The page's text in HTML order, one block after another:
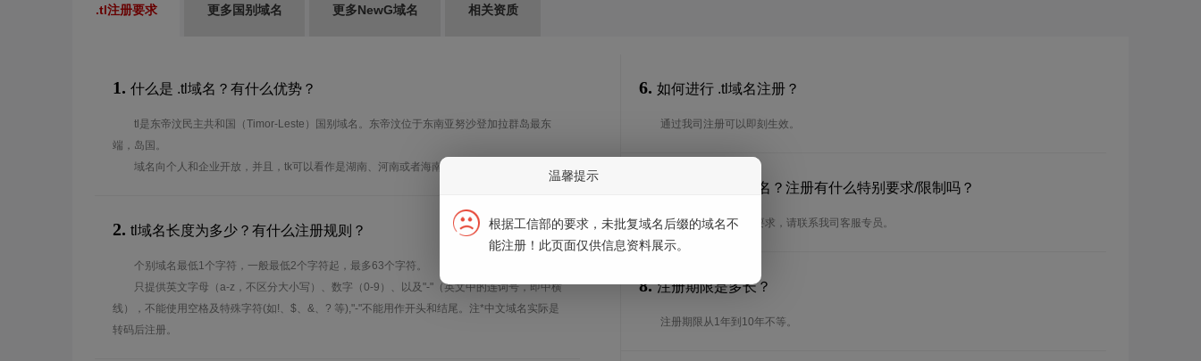
.tl注册要求 更多国别域名 更多NewG域名 相关资质
1. 什么是 .tl域名？有什么优势？
tl是东帝汶民主共和国（Timor-Leste）国别域名。东帝汶位于东南亚努沙登加拉群岛最东
端，岛国。
域名向个人和企业开放，并且，tk可以看作是湖南、河南或者海南的简称，地域性强。
2. tl域名长度为多少？有什么注册规则？
个别域名最低1个字符，一般最低2个字符起，最多63个字符。
只提供英文字母（a-z，不区分大小写）、数字（0-9）、以及"-"（英文中的连词号，即中横
线），不能使用空格及特殊字符(如!、$、&、? 等),"-"不能用作开头和结尾。注*中文域名实际是
转码后注册。
6. 如何进行 .tl域名注册？
通过我司注册可以即刻生效。
谁可以注册 .tl域名？注册有什么特别要求/限制吗？
想了解.tl域名的注册要求，请联系我司客服专员。
8. 注册期限是多长？
注册期限从1年到10年不等。
温馨提示
根据工信部的要求，未批复域名后缀的域名不
能注册！此页面仅供信息资料展示。